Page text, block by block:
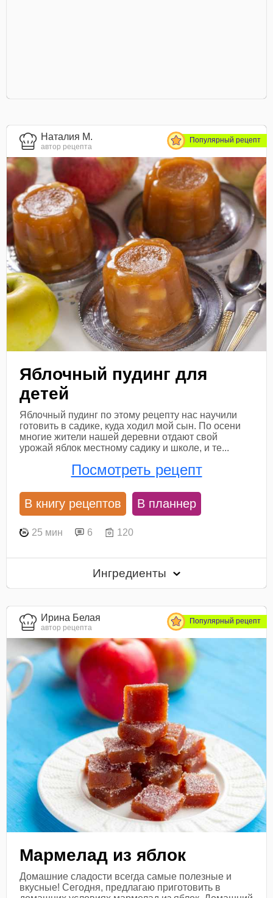
Наталия М.
автор рецепта
Популярный рецепт
Яблочный пудинг для
детей
Яблочный пудинг по этому рецепту нас научили
готовить в садике, куда ходил мой сын. По осени
многие жители нашей деревни отдают свой
урожай яблок местному садику и школе, и те...
Посмотреть рецепт
В книгу рецептов В планнер
25 мин 6 120
Ингредиенты
Ирина Белая
автор рецепта
Популярный рецепт
Мармелад из яблок
Домашние сладости всегда самые полезные и
вкусные! Сегодня, предлагаю приготовить в